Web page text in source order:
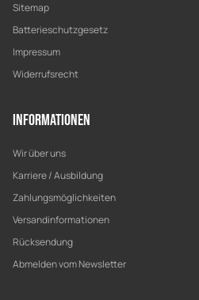
Sitemap
Batterieschutzgesetz
Impressum
Widerrufsrecht
Informationen
Wir über uns
Karriere / Ausbildung
Zahlungsmöglichkeiten
Versandinformationen
Rücksendung
Abmelden vom Newsletter